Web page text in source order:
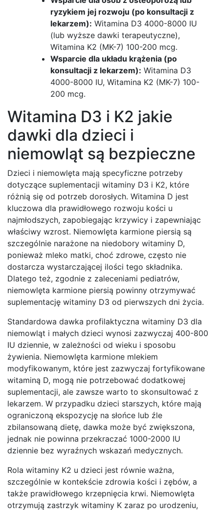
ryzykiem jej rozwoju (po konsultacji z
lekarzem): Witamina D3 4000-8000 IU
(lub wyższe dawki terapeutyczne),
Witamina K2 (MK-7) 100-200 mcg.
Wsparcie dla układu krążenia (po
konsultacji z lekarzem): Witamina D3
4000-8000 IU, Witamina K2 (MK-7) 100-
200 mcg.
Witamina D3 i K2 jakie
dawki dla dzieci i
niemowląt są bezpieczne
Dzieci i niemowlęta mają specyficzne potrzeby
dotyczące suplementacji witaminy D3 i K2, które
różnią się od potrzeb dorosłych. Witamina D jest
kluczowa dla prawidłowego rozwoju kości u
najmłodszych, zapobiegając krzywicy i zapewniając
właściwy wzrost. Niemowlęta karmione piersią są
szczególnie narażone na niedobory witaminy D,
ponieważ mleko matki, choć zdrowe, często nie
dostarcza wystarczającej ilości tego składnika.
Dlatego też, zgodnie z zaleceniami pediatrów,
niemowlęta karmione piersią powinny otrzymywać
suplementację witaminy D3 od pierwszych dni życia.
Standardowa dawka profilaktyczna witaminy D3 dla
niemowląt i małych dzieci wynosi zazwyczaj 400-800
IU dziennie, w zależności od wieku i sposobu
żywienia. Niemowlęta karmione mlekiem
modyfikowanym, które jest zazwyczaj fortyfikowane
witaminą D, mogą nie potrzebować dodatkowej
suplementacji, ale zawsze warto to skonsultować z
lekarzem. W przypadku dzieci starszych, które mają
ograniczoną ekspozycję na słońce lub źle
zbilansowaną dietę, dawka może być zwiększona,
jednak nie powinna przekraczać 1000-2000 IU
dziennie bez wyraźnych wskazań medycznych.
Rola witaminy K2 u dzieci jest równie ważna,
szczególnie w kontekście zdrowia kości i zębów, a
także prawidłowego krzepnięcia krwi. Niemowlęta
otrzymują zastrzyk witaminy K zaraz po urodzeniu,